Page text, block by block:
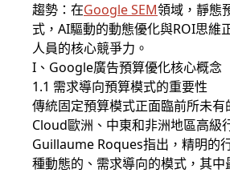
趨勢：在Google SEM領域，靜態
式，AI驅動的動態優化與ROI思維
人員的核心競爭力。
I、Google廣告預算優化核心概念
1.1 需求導向預算模式的重要性
傳統固定預算模式正面臨前所未
Cloud歐洲、中東和非洲地區高級
Guillaume Roques指出，精明的
種動態的、需求導向的模式，其中